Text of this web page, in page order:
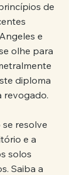
de
e
olhe para
diploma
revogado.
resolve
e a
solos
Saiba a